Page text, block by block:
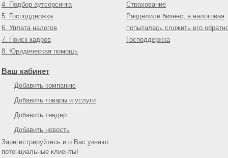
4. Подбор аутсорсинга
5. Господдержка
6. Уплата налогов
7. Поиск кадров
8. Юридическая помощь
Страхование
Разделили бизнес, а налоговая
попыталась сложить его
Господдержка
Ваш кабинет
Добавить компанию
Добавить товары и услуги
Добавить тендер
Добавить новость
Зарегистрируйтесь и о Вас узнают
потенциальные клиенты!